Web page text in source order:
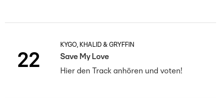
22
KYGO, KHALID & GRYFFIN
Save My Love
Hier den Track anhören und voten!